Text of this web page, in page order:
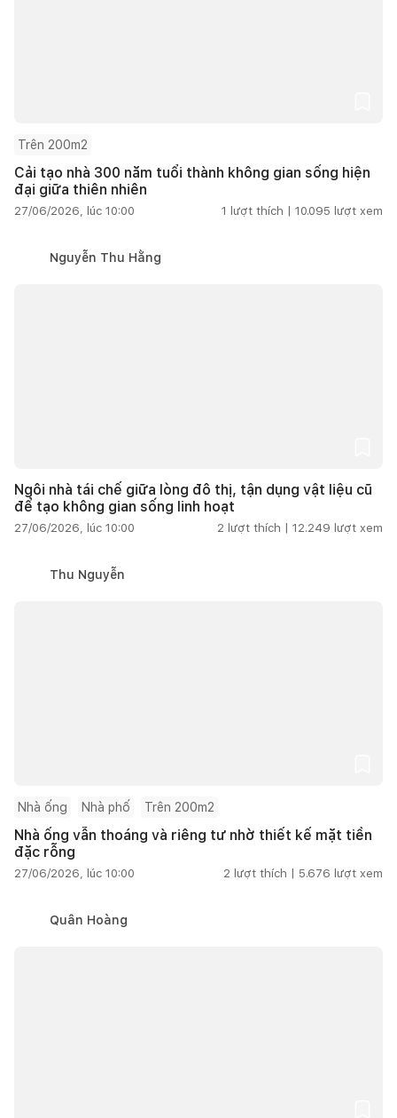
Trên 200m2
Cải tạo nhà 300 năm tuổi thành không gian sống hiện
đại giữa thiên nhiên
27/06/2026, lúc 10:00 1 lượt thích | 10.095 lượt xem
Nguyễn Thu Hằng
Ngôi nhà tái chế giữa lòng đô thị, tận dụng vật liệu cũ
để tạo không gian sống linh hoạt
27/06/2026, lúc 10:00 2 lượt thích | 12.249 lượt xem
Thu Nguyễn
Nhà ống Nhà phố Trên 200m2
Nhà ống vẫn thoáng và riêng tư nhờ thiết kế mặt tiền
đặc rỗng
27/06/2026, lúc 10:00 2 lượt thích | 5.676 lượt xem
Quân Hoàng